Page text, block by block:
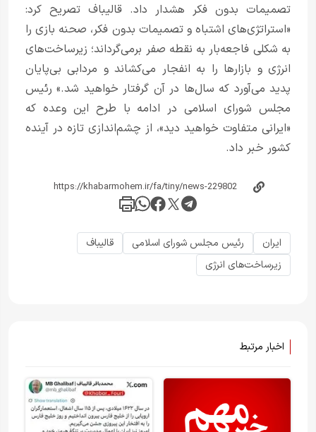
تصمیمات بدون فکر هشدار داد. قالیباف تصریح کرد:
«استراتژی‌های اشتباه و تصمیمات بدون فکر، صحنه بازی را
به شکلی فاجعه‌بار به نقطه صفر برمی‌گرداند؛ زیرساخت‌های
انرژی و بازارها را به انفجار می‌کشاند و مردابی بی‌پایان
پدید می‌آورد که سال‌ها در آن گرفتار خواهید شد.» رئیس
مجلس شورای اسلامی در ادامه با طرح این وعده که
«ایرانی متفاوت خواهید دید»، از چشم‌اندازی تازه در آینده
کشور خبر داد.
ایران رئیس مجلس شورای اسلامی
قالیباف
زیرساخت‌های انرژی
اخبار مرتبط